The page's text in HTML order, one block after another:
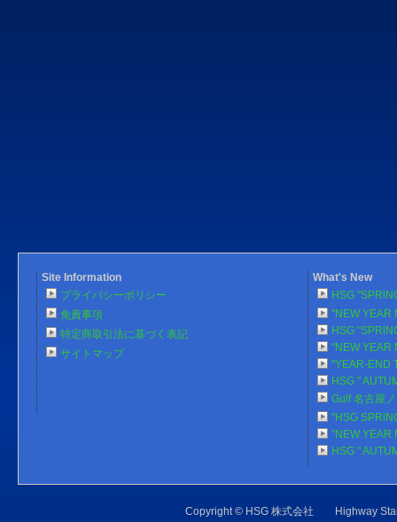
Site Information
プライバシーポリシー
免責事項
特定商取引法に基づく表記
サイトマップ
What's New
HSG
"NEW YEAR
HSG
"NEW YEAR
"YEAR-END
HSG "
Gulf 名古屋
"HSG
"NEW YEAR
HSG "
Copyright © HSG 株式会社 Highway Star